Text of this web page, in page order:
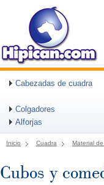
Cabezadas de cuadra
Colgadores
Alforjas
Inicio Cuadra Material
Cubos y